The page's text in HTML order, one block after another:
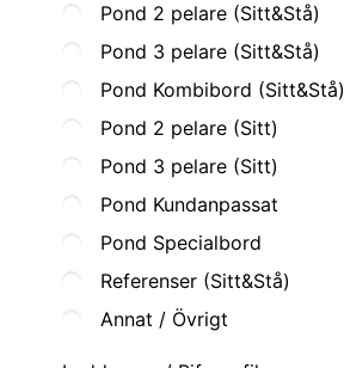
Pond 2 pelare (Sitt&Stå)
Pond 3 pelare (Sitt&Stå)
Pond Kombibord (Sitt&Stå)
Pond 2 pelare (Sitt)
Pond 3 pelare (Sitt)
Pond Kundanpassat
Pond Specialbord
Referenser (Sitt&Stå)
Annat / Övrigt